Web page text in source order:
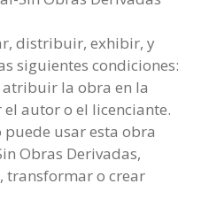
distribuir, exhibir, y
siguientes condiciones:
la obra en la
autor o el licenciante.
usar esta obra
Obras Derivadas,
transformar o crear